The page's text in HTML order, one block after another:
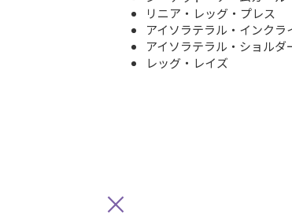
リニア・レッグ・プレス
アイソラテラル・インクラ
アイソラテラル・ショルダ
レッグ・レイズ
×